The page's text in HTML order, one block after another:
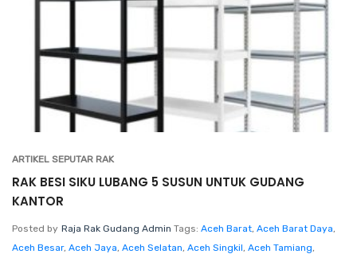
ARTIKEL SEPUTAR RAK
RAK BESI SIKU LUBANG 5 SUSUN UNTUK GUDANG
KANTOR
Posted by Raja Rak Gudang Admin Tags: Aceh Barat, Aceh Barat Daya,
Aceh Besar, Aceh Jaya, Aceh Selatan, Aceh Singkil, Aceh Tamiang,